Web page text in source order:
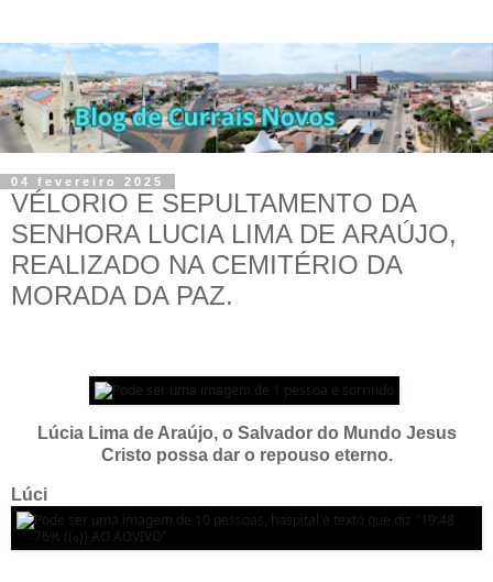
04 fevereiro 2025
VÉLORIO E SEPULTAMENTO DA
SENHORA LUCIA LIMA DE ARAÚJO,
REALIZADO NA CEMITÉRIO DA
MORADA DA PAZ.
Lúcia Lima de Araújo, o Salvador do Mundo Jesus
Cristo possa dar o repouso eterno.
Lúci